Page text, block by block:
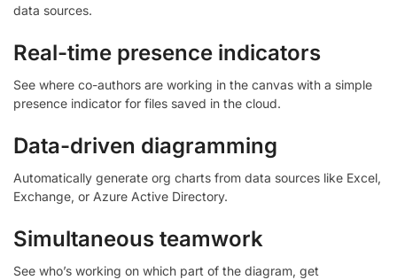
data sources.
Real-time presence indicators
See where co-authors are working in the canvas with a simple
presence indicator for files saved in the cloud.
Data-driven diagramming
Automatically generate org charts from data sources like Excel,
Exchange, or Azure Active Directory.
Simultaneous teamwork
See who’s working on which part of the diagram, get